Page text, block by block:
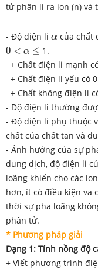
tử phân li ra ion (n) và
- Độ điện li α
α của chất
0 < α
0 <α ≤
≤ 1.
+ Chất điện li mạnh
+ Chất điện li yếu có
+ Chất không điện li
- Độ điện li thường
- Độ điện li phụ thuộc
chất của chất tan và
- Ảnh hưởng của sự
dung dịch, độ điện li
loãng khiến cho các
hơn, ít có điều kiện va
thời sự pha loãng
phân tử.
* Phương pháp giải
Dạng 1: Tính nồng độ
+ Viết phương trình